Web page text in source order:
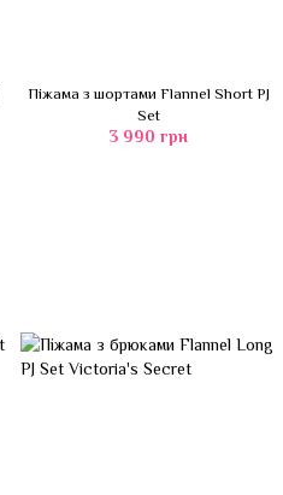
Піжама з шортами Flannel Short PJ
Set
3 990 грн